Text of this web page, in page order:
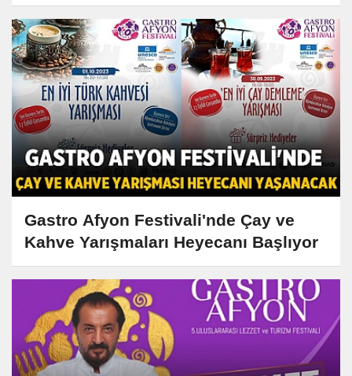
Gastro Afyon Festivali'nde Çay ve
Kahve Yarışmaları Heyecanı Başlıyor